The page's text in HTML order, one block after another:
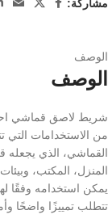
مشاركة:
الوصف
الوصف
شريط لاصق قماشي
من الاستخدامات التي
القماشي، الذي يجعله
المنزل، المكتب،
يمكن استخدامه وفقًا
تتطلب تمييزًا واضحًا